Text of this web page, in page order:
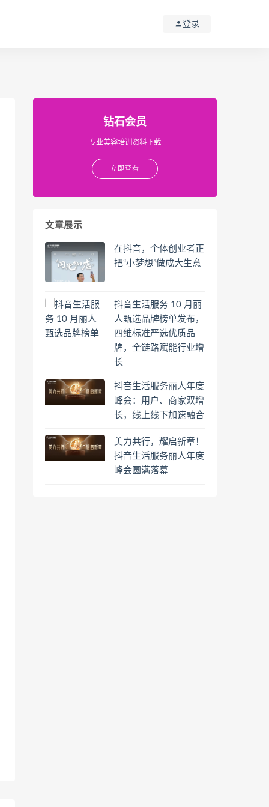
登录
钻石会员
专业美容培训资料下载
立即查看
文章展示
在抖音，个体创业者正
把“小梦想”做成大生意
抖音生活服务 10 月丽
人甄选品牌榜单发布，
四维标准严选优质品
牌，全链路赋能行业增
长
抖音生活服务丽人年度
峰会：用户、商家双增
长，线上线下加速融合
美力共行，耀启新章！
抖音生活服务丽人年度
峰会圆满落幕